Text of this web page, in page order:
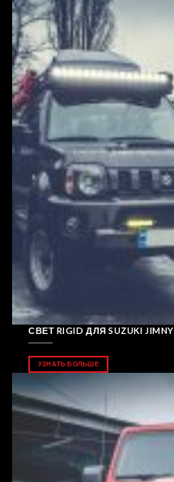
СВЕТ RIGID ДЛЯ SUZUKI JIMNY
УЗНАТЬ БОЛЬШЕ